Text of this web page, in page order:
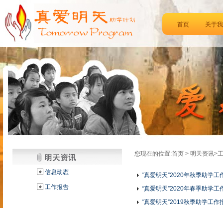
首页 关于
信息动态
工作报告
您现在的位置:首页 > 明天资讯>
“真爱明天”2020年秋季助学工
“真爱明天”2020年春季助学工
“真爱明天”2019秋季助学工作